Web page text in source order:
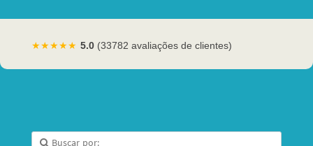
★★★★★ 5.0 (33782 avaliações de clientes)